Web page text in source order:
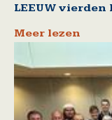
LEEUW
Meer lezen